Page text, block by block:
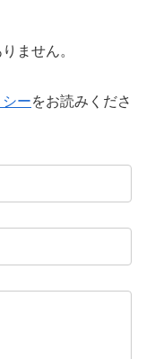
ません。
ーをお読みくださ